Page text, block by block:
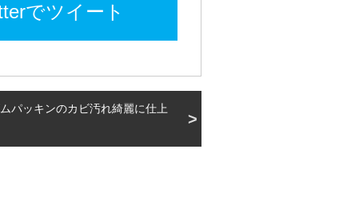
でツイート
パッキンのカビ汚れ綺麗に仕上